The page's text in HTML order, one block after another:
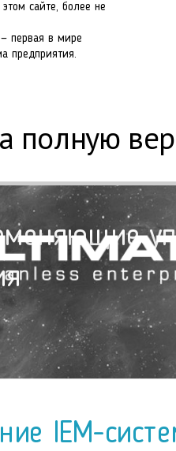
сайте, более не
первая в мире
предприятия.
полную
IEM-